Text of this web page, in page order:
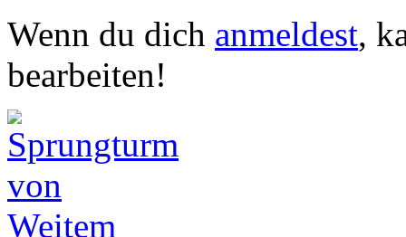
Wenn du dich anmeldest,
bearbeiten!